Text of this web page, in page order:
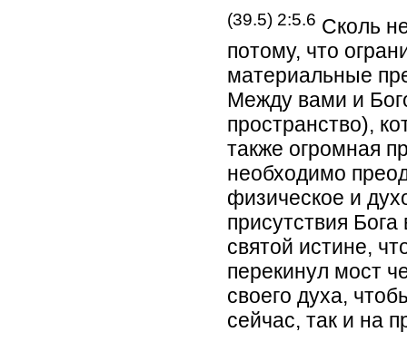
(39.5) 2:5.6 Сколь
потому, что
материальные
Между вами и
пространство),
также огромная
необходимо
физическое и
присутствия
святой истине,
перекинул мост
своего духа,
сейчас, так и на